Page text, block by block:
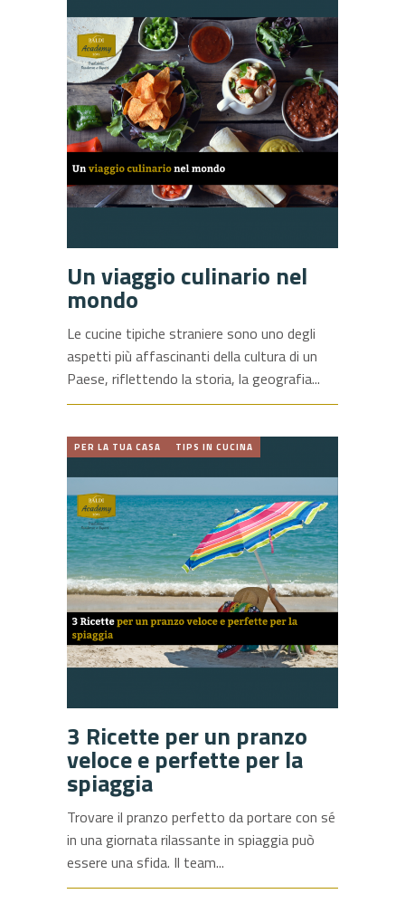
Un viaggio culinario nel
mondo
Le cucine tipiche straniere sono uno degli
aspetti più affascinanti della cultura di un
Paese, riflettendo la storia, la geografia
PER LA TUA CASA TIPS IN CUCINA
3 Ricette per un pranzo
veloce e perfette per la
spiaggia
Trovare il pranzo perfetto da portare con sé
in una giornata rilassante in spiaggia può
essere una sfida. Il team